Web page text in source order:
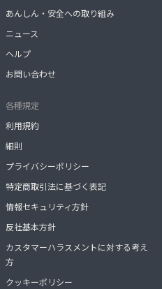
あんしん・安全への取り組み
ニュース
ヘルプ
お問い合わせ
各種規定
利用規約
細則
プライバシーポリシー
特定商取引法に基づく表記
情報セキュリティ方針
反社基本方針
カスタマーハラスメントに対する考え
方
クッキーポリシー